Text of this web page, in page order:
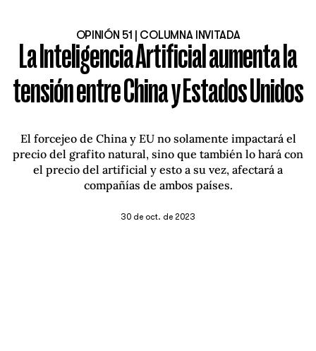
OPINIÓN 51 | COLUMNA INVITADA
La Inteligencia Artificial aumenta la
tensión entre China y Estados Unidos
El forcejeo de China y EU no solamente impactará el
precio del grafito natural, sino que también lo hará con
el precio del artificial y esto a su vez, afectará a
compañías de ambos países.
30 de oct. de 2023